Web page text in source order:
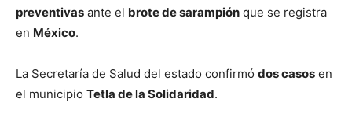
preventivas ante el brote de sarampión que se registra
en México.
La Secretaría de Salud del estado confirmó dos casos en
el municipio Tetla de la Solidaridad.